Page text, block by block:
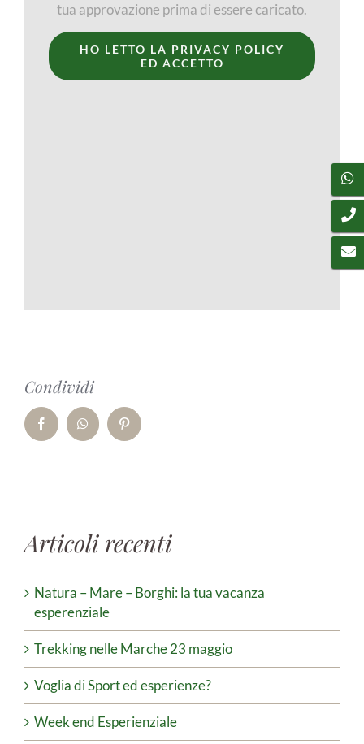
tua approvazione prima di essere caricato.
HO LETTO LA PRIVACY POLICY
ED ACCETTO
Condividi
Facebook WhatsAppPinterest
Articoli recenti
Natura – Mare – Borghi: la tua vacanza
esperenziale
Trekking nelle Marche 23 maggio
Voglia di Sport ed esperienze?
Week end Esperienziale